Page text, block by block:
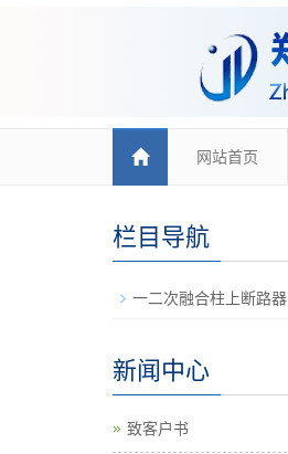
网站首页
栏目导航
一二次融合柱上断路器
新闻中心
致客户书